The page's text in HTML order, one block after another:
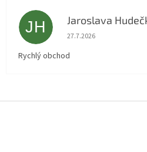
JH Jaroslava
Hodnocení obchodu je
27.7.2026
Rychlý obchod